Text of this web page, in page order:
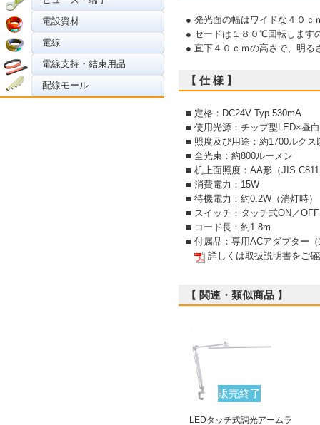
電設資材
電線
電線支持・結束用品
配線モール
● 発光面の幅はワイドな４０ｃ
● セードは１８０℃回転します
● 直下４０ｃｍの高さで、明る
【 仕 様 】
■ 定格：DC24V Typ.530mA
■ 使用光源：チップ型LED×昼
■ 照度及び用途：約1700ルク
■ 全光束：約800ルーメン
■ 机上面照度：AA形（JIS
■ 消費電力：15W
■ 待機電力：約0.2W（消灯時）
■ スイッチ：タッチ式ON／
■ コード長：約1.8m
■ 付属品：専用ACアダプター
詳しくは取扱説明書をご
【 関連・類似商品 】
販売終了
LEDタッチ式調光アームラ